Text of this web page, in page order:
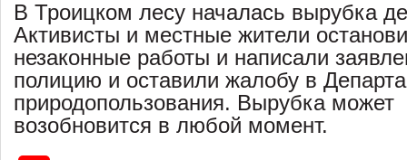
В Троицком лесу началась вырубка
Активисты и местные жители
незаконные работы и написали
полицию и оставили жалобу в
природопользования. Вырубка может
возобновится в любой момент.